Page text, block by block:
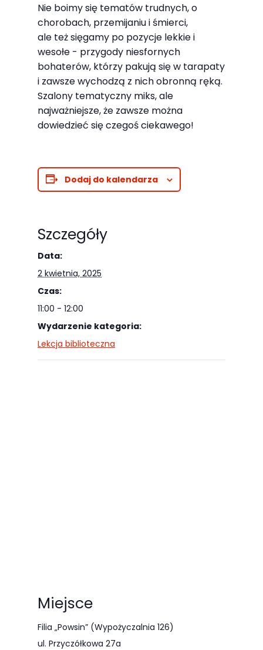
Nie boimy się tematów trudnych, o
chorobach, przemijaniu i śmierci,
ale też sięgamy po pozycje lekkie i
wesołe - przygody niesfornych
bohaterów, którzy pakują się w tarapaty
i zawsze wychodzą z nich obronną ręką.
Szalony tematyczny miks, ale
najważniejsze, że zawsze można
dowiedzieć się czegoś ciekawego!
Dodaj do kalendarza
Szczegóły
Data:
2 kwietnia, 2025
Czas:
11:00 - 12:00
Wydarzenie kategoria:
Lekcja biblioteczna
Miejsce
Filia „Powsin” (Wypożyczalnia 126)
ul. Przyczółkowa 27a
strona jest
używana.
Doświadczenie
Aby nasza
strona
internetowa
podczas
twojego
te pliki cookie,
niektóre funkcje
internetowej.
Marketing
Udostępniając